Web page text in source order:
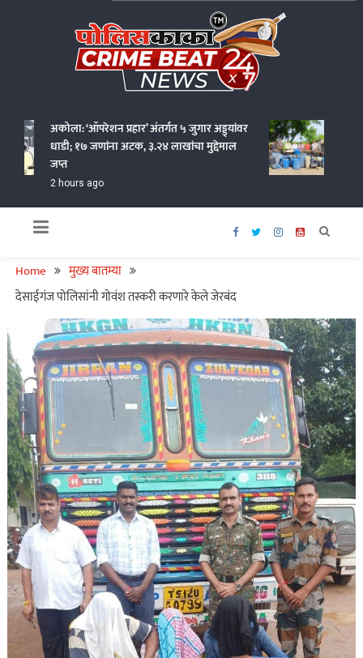
अकोला: ‘ऑपरेशन प्रहार’ अंतर्गत ५ जुगार अड्ड्यांवर
धाडी; १७ जणांना अटक, ३.२४ लाखांचा मुद्देमाल
जप्त
2 hours ago
वर्धा
कोटींचा
5 hours
Home
मुख्य बातम्या
देसाईगंज पोलिसांनी गोवंश तस्करी करणारे केले जेरबंद